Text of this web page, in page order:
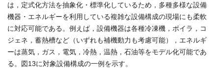
は，定式化方法を抽象化・標準化しているため，多種多様な設備
機器・エネルギーを利用している複雑な設備構成の現場にも柔軟
に対応可能である。例えば，設備機器は各種冷凍機，ボイラ，コ
ジェネ，蓄熱槽など（いずれも補機動力も考慮可能），エネルギ
ーは蒸気，ガス，電気，冷熱，温熱，石油等をモデル化可能であ
る。図13に対象設備構成の一例を示す。